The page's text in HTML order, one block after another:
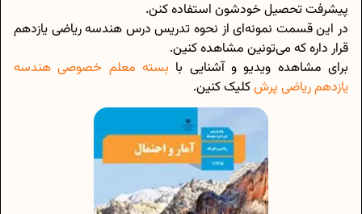
پیشرفت تحصیل خودشون استفاده کنن.
در این قسمت نمونه‌ای از نحوه تدریس درس هندسه ریاضی یازدهم
قرار داره که می‌تونین مشاهده کنین.
برای مشاهده ویدیو و آشنایی با بسته معلم خصوصی هندسه
یازدهم ریاضی پرشکلیک کنین.